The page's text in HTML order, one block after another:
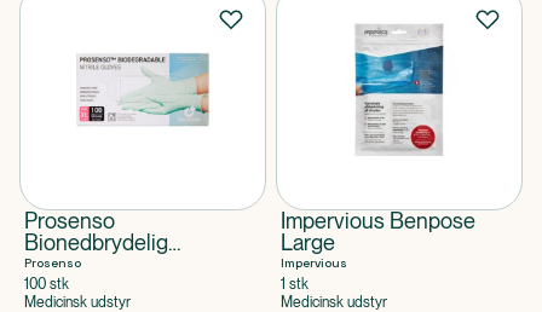
Prosenso
Bionedbrydelig
Nitrilhandske X-Large
Prosenso
100 stk
Medicinsk udstyr
Impervious Benpose
Large
Impervious
1 stk
Medicinsk udstyr